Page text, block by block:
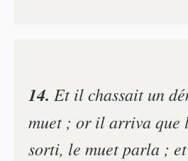
14. Et il chassait un
muet ; or il arriva que
sorti, le muet parla ;